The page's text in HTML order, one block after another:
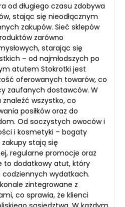
od długiego czasu zdobywa
stając się nieodłącznym
zakupów. Sieć sklepów
zarówno
starając się
– od najmłodszych po
atutem Stokrotki jest
oferowanych towarów, co
zaufanych dostawców. W
wszystko, co
posiłków oraz do
Od soczystych owoców i
i kosmetyki – bogaty
stają się
regularne promocje oraz
to dodatkowy atut, który
wydatkach.
zintegrowane z
co sprawia, że klienci